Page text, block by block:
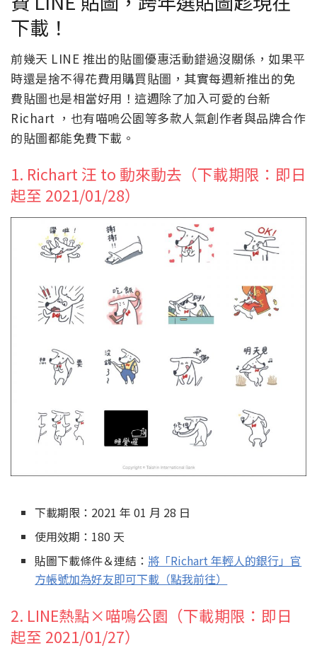
下載！
前幾天 LINE 推出的貼圖優惠活動錯過沒關係，如果平
時還是捨不得花費用購買貼圖，其實每週新推出的免
費貼圖也是相當好用！這週除了加入可愛的台新
Richart ，也有喵嗚公園等多款人氣創作者與品牌合作
的貼圖都能免費下載。
1. Richart 汪 to 動來動去（下載期限：即日
起至 2021/01/28）
下載期限：2021 年 01 月 28 日
使用效期：180 天
貼圖下載條件＆連結： 將「Richart 年輕人的銀行」官
方帳號加為好友即可下載（點我前往）
2. LINE熱點×喵嗚公園（下載期限：即日
起至 2021/01/27）